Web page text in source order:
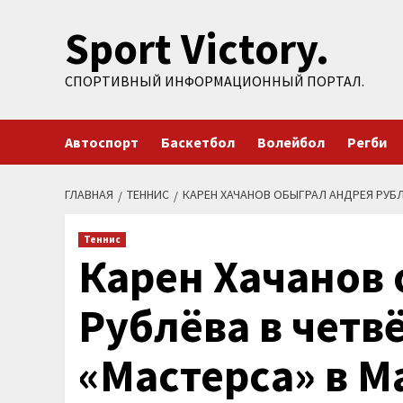
содержимомуSport Victory.
СПОРТИВНЫЙ ИНФОРМАЦИОННЫЙ ПОРТАЛ.
Автоспорт Баскетбол Волейбол Регби
ГЛАВНАЯ ТЕННИС КАРЕН ХАЧАНОВ ОБЫГРАЛ АНДРЕЯ
Теннис
Карен
Рублёва в
«Мастерса» в